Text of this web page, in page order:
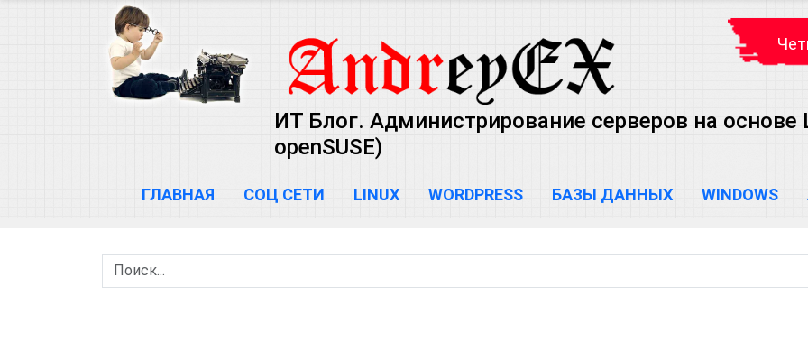
ИТ Блог. Администрирование серверов на основе
openSUSE)
ГЛАВНАЯ СОЦ СЕТИ LINUX WORDPRESS БАЗЫ ДАННЫХ WINDOWS